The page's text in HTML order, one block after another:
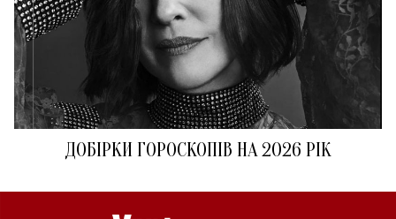
ДОБІРКИ ГОРОСКОПІВ НА 2026 РІК